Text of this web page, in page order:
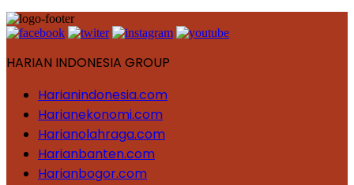
HARIAN INDONESIA GROUP
Harianindonesia.com
Harianekonomi.com
Harianolahraga.com
Harianbanten.com
Harianbogor.com